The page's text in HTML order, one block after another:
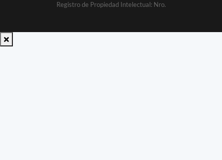
Registro de Propiedad Intelectual: Nro.